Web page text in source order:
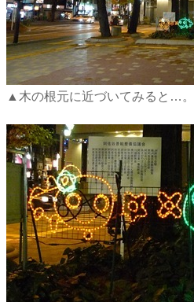
▲木の根元に近づいてみると…。